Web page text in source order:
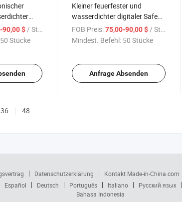
90,00 $ / Stück
50 Stücke
Kleiner feuerfester und
wasserdichter digitaler Safe
für den Heimgebrauch
FOB Preis: 75,00-90,00 $ / Stück
Mindest. Befehl: 50 Stücke
Anfrage Absenden
36 48
Datenschutzerklärung Kontakt Made-in-China.com
Español Deutsch Português Italiano Русский язык
Bahasa Indonesia